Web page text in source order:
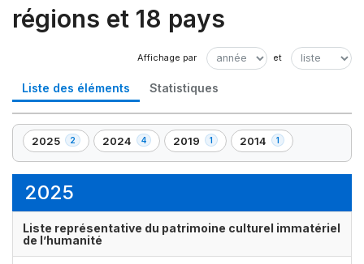
régions et 18 pays
Liste des éléments Statistiques
2025 2
,
2
2024 4
,
4
2019 1
,
1
2014 1
,
1
2025
Liste représentative du patrimoine culturel immatériel
de l’humanité